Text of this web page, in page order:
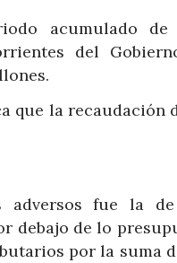
acumulado
del
la recaudación
adversos fue la
debajo de lo
por la suma